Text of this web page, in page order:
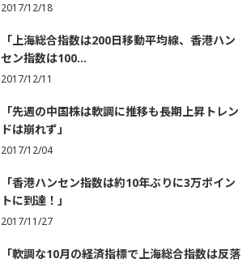
2017/12/18
「上海総合指数は200日移動平均線、香港ハン
セン指数は100...
2017/12/11
「先週の中国株は軟調に推移も長期上昇トレン
ドは崩れず」
2017/12/04
「香港ハンセン指数は約10年ぶりに3万ポイン
トに到達！」
2017/11/27
「軟調な10月の経済指標で上海総合指数は反落